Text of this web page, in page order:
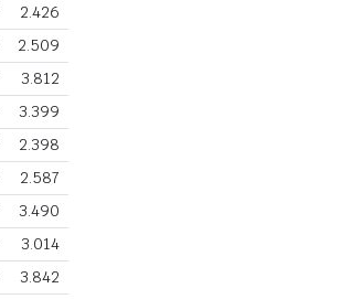
2.426
2.509
3.812
3.399
2.398
2.587
3.490
3.014
3.842